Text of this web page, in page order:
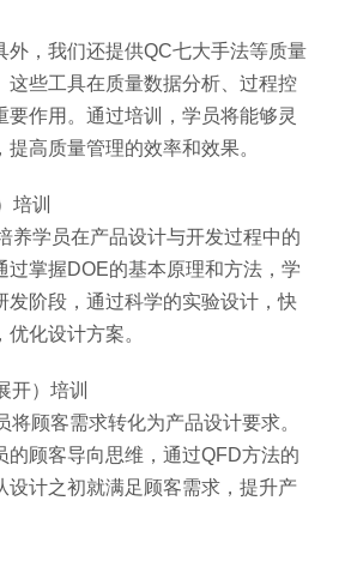
外，我们还提供QC七大手法等质量
这些工具在质量数据分析、过程控
要作用。通过培训，学员将能够灵
高质量管理的效率和效果。
培训
养学员在产品设计与开发过程中的
过掌握DOE的基本原理和方法，学
发阶段，通过科学的实验设计，快
化设计方案。
开）培训
将顾客需求转化为产品设计要求。
的顾客导向思维，通过QFD方法的
设计之初就满足顾客需求，提升产